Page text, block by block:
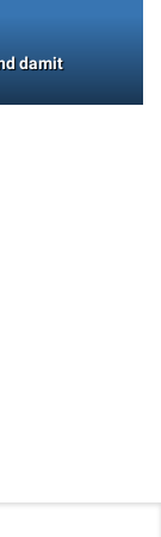
damit